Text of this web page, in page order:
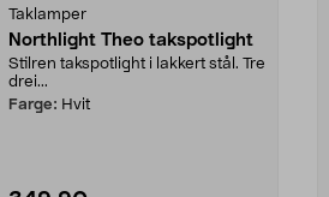
Taklamper
Northlight Theo takspotlight
Stilren takspotlight i lakkert stål. Tre
drei...
Farge: Hvit